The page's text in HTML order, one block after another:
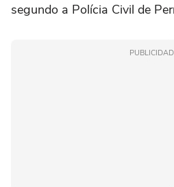
segundo a Polícia Civil de